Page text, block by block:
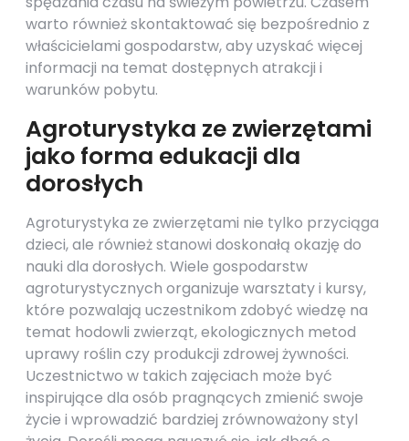
warto również skontaktować się bezpośrednio z
właścicielami gospodarstw, aby uzyskać więcej
informacji na temat dostępnych atrakcji i
warunków pobytu.
Agroturystyka ze zwierzętami
jako forma edukacji dla
dorosłych
Agroturystyka ze zwierzętami nie tylko przyciąga
dzieci, ale również stanowi doskonałą okazję do
nauki dla dorosłych. Wiele gospodarstw
agroturystycznych organizuje warsztaty i kursy,
które pozwalają uczestnikom zdobyć wiedzę na
temat hodowli zwierząt, ekologicznych metod
uprawy roślin czy produkcji zdrowej żywności.
Uczestnictwo w takich zajęciach może być
inspirujące dla osób pragnących zmienić swoje
życie i wprowadzić bardziej zrównoważony styl